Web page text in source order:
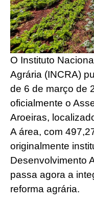
O Instituto
Agrária (INCRA)
de 6 de março de
oficialmente o
Aroeiras,
A área, com
originalmente
Desenvolvimento
passa agora a
reforma agrária.